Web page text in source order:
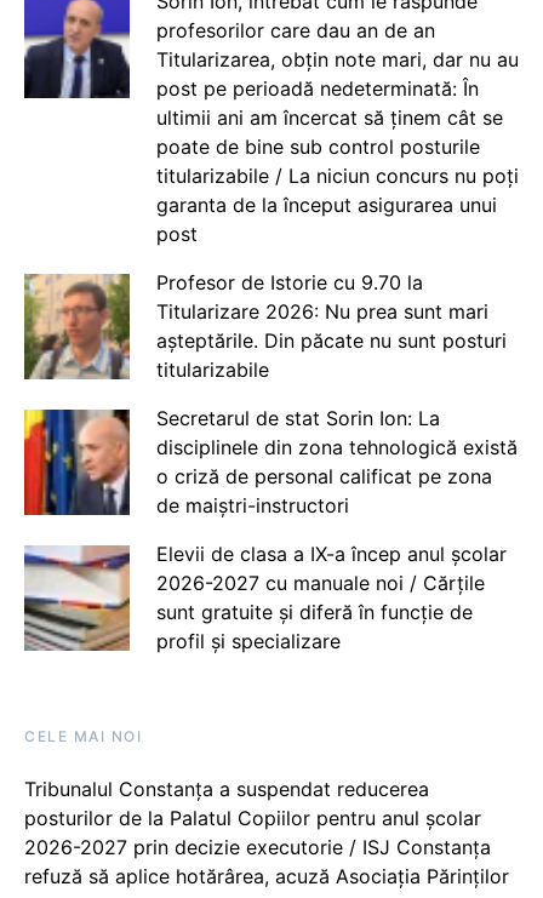
profesorilor care dau an de an
Titularizarea, obțin note mari, dar nu au
post pe perioadă nedeterminată: În
ultimii ani am încercat să ținem cât se
poate de bine sub control posturile
titularizabile / La niciun concurs nu poți
garanta de la început asigurarea unui
post
Profesor de Istorie cu 9.70 la
Titularizare 2026: Nu prea sunt mari
așteptările. Din păcate nu sunt posturi
titularizabile
Secretarul de stat Sorin Ion: La
disciplinele din zona tehnologică există
o criză de personal calificat pe zona
de maiștri-instructori
Elevii de clasa a IX-a încep anul școlar
2026-2027 cu manuale noi / Cărțile
sunt gratuite și diferă în funcție de
profil și specializare
CELE MAI NOI
Tribunalul Constanța a suspendat reducerea
posturilor de la Palatul Copiilor pentru anul școlar
2026-2027 prin decizie executorie / ISJ Constanța
refuză să aplice hotărârea, acuză Asociația Părinților